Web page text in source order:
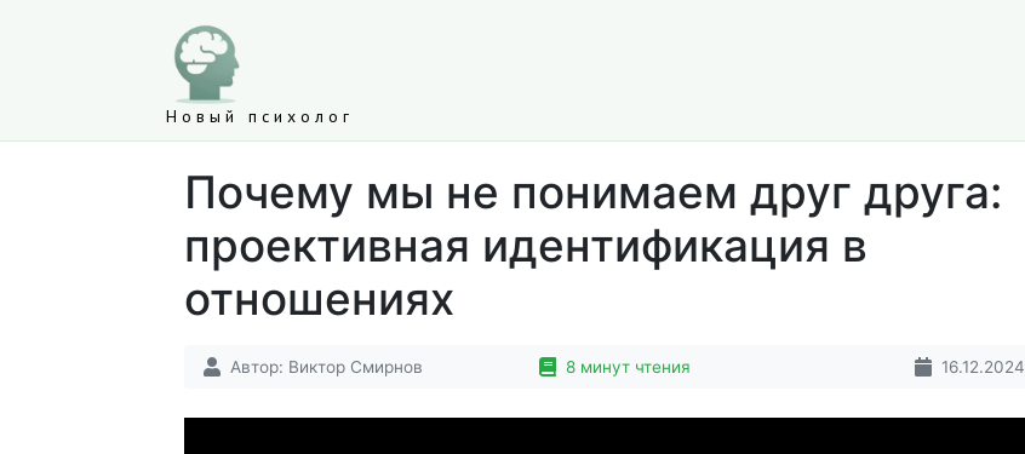
Новый психолог
Почему мы не понимаем друг друга:
проективная идентификация в
отношениях
Автор: Виктор Смирнов 8 минут чтения 16.12.2024